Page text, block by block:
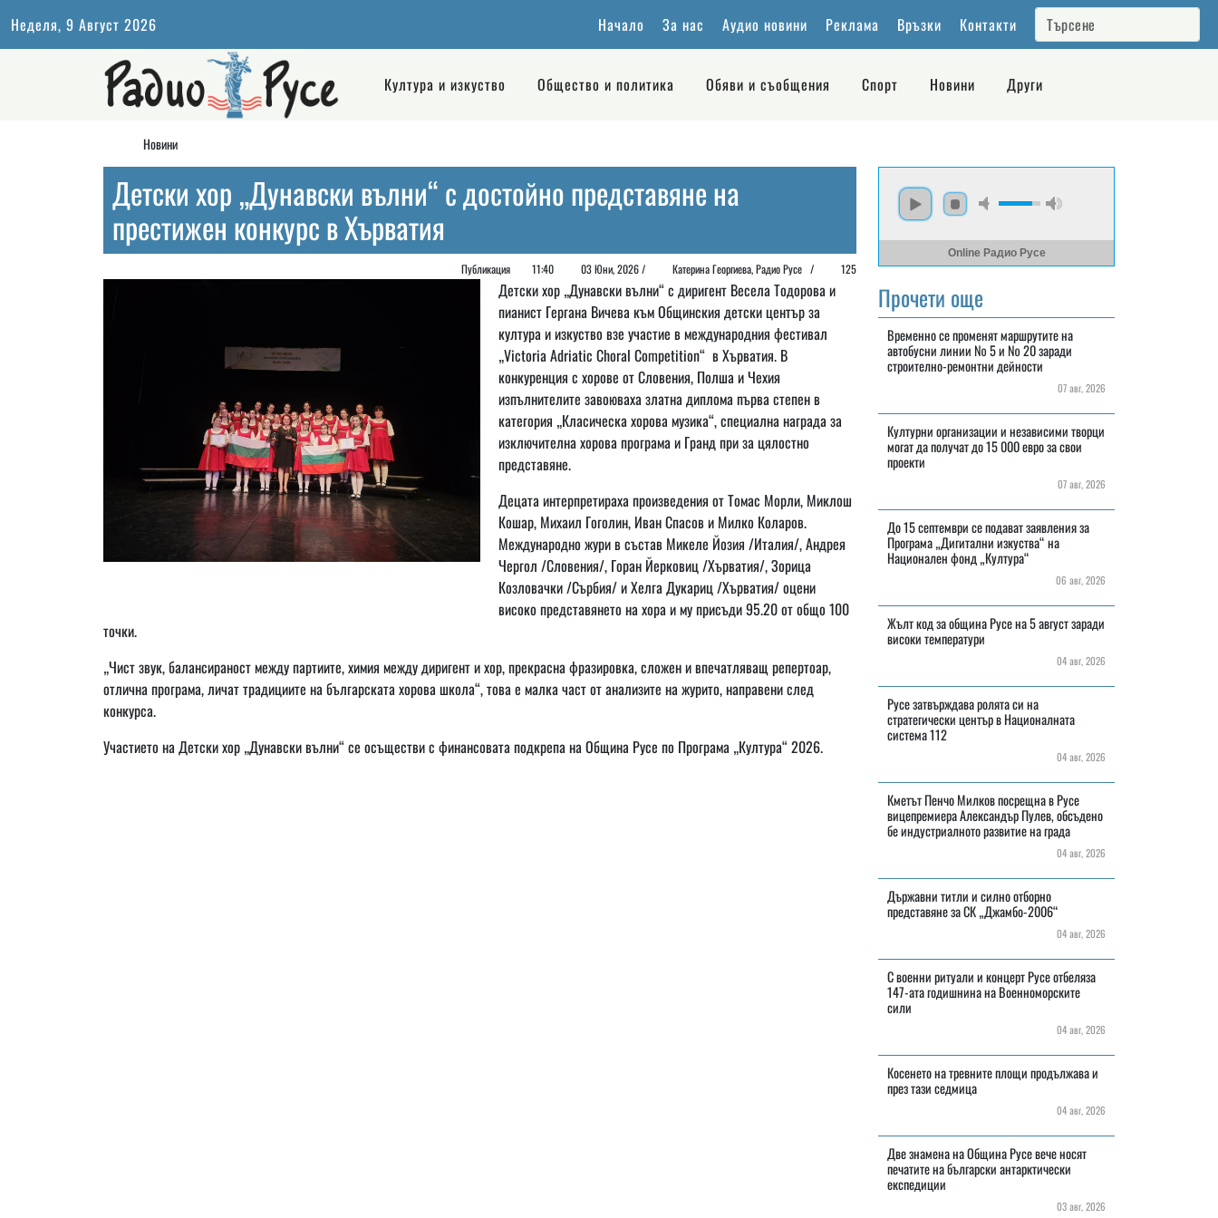
Неделя, 9 Август 2026 Начало За нас Аудио новини Реклама Връзки Контакти
Култура и изкуство Общество и политика Обяви и съобщения Спорт Новини Други
Новини
Детски хор „Дунавски вълни“ с достойно представяне на
престижен конкурс в Хърватия
Публикация 11:40 03 Юни, 2026 / Катерина Георгиева, Радио Русе / 125
Детски хор „Дунавски вълни“ с диригент Весела Тодорова и
пианист Гергана Вичева към Общинския детски център за
култура и изкуство взе участие в международния фестивал
„Victoria Adriatic Choral Competition“ в Хърватия. В
конкуренция с хорове от Словения, Полша и Чехия
изпълнителите завоюваха златна диплома първа степен в
категория „Класическа хорова музика“, специална награда за
изключителна хорова програма и Гранд при за цялостно
представяне.
Децата интерпретираха произведения от Томас Морли, Миклош
Кошар, Михаил Гоголин, Иван Спасов и Милко Коларов.
Международно жури в състав Микеле Йозия /Италия/, Андрея
Чергол /Словения/, Горан Йерковиц /Хърватия/, Зорица
Козловачки /Сърбия/ и Хелга Дукариц /Хърватия/ оцени
високо представянето на хора и му присъди 95.20 от общо 100
точки.
„Чист звук, балансираност между партиите, химия между диригент и хор, прекрасна фразировка, сложен и впечатляващ репертоар,
отлична програма, личат традициите на българската хорова школа“, това е малка част от анализите на журито, направени след
конкурса.
Участието на Детски хор „Дунавски вълни“ се осъществи с финансовата подкрепа на Община Русе по Програма „Култура“ 2026.
Online Радио Русе
Прочети още
Временно се променят маршрутите на
автобусни линии № 5 и № 20 заради
строително-ремонтни дейности
07 авг, 2026
Културни организации и независими творци
могат да получат до 15 000 евро за свои
проекти
07 авг, 2026
До 15 септември се подават заявления за
Програма „Дигитални изкуства“ на
Национален фонд „Култура“
06 авг, 2026
Жълт код за община Русе на 5 август заради
високи температури
04 авг, 2026
Русе затвърждава ролята си на
стратегически център в Националната
система 112
04 авг, 2026
Кметът Пенчо Милков посрещна в Русе
вицепремиера Александър Пулев, обсъдено
бе индустриалното развитие на града
04 авг, 2026
Държавни титли и силно отборно
представяне за СК „Джамбо-2006“
04 авг, 2026
С военни ритуали и концерт Русе отбеляза
147-ата годишнина на Военноморските
сили
04 авг, 2026
Косенето на тревните площи продължава и
през тази седмица
04 авг, 2026
Две знамена на Община Русе вече носят
печатите на български антарктически
експедиции
03 авг, 2026